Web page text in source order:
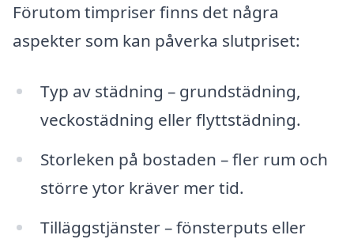
Förutom timpriser finns det några
aspekter som kan påverka slutpriset:
Typ av städning – grundstädning,
veckostädning eller flyttstädning.
Storleken på bostaden – fler rum och
större ytor kräver mer tid.
Tilläggstjänster – fönsterputs eller